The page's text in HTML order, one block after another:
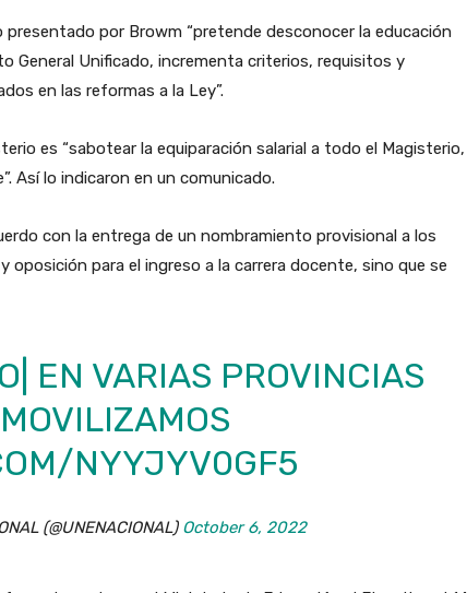
presentado por Browm “pretende desconocer la educación
General Unificado, incrementa criterios, requisitos y
en las reformas a la Ley”.
es “sabotear la equiparación salarial a todo el Magisterio,
Así lo indicaron en un comunicado.
con la entrega de un nombramiento provisional a los
oposición para el ingreso a la carrera docente, sino que se
| EN VARIAS PROVINCIAS
NYYJYV0GF5
(@UNENACIONAL) October 6, 2022